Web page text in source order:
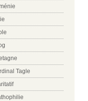
Tagle